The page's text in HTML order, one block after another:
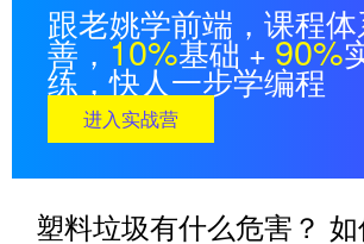
跟老姚学前端，课程
善，10%基础 +90%
练，快人一步学编程
进入实战营
塑料垃圾有什么危害？